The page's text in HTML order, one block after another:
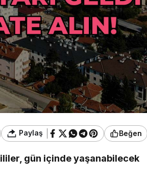
Paylaş Beğen
gün içinde yaşanabilecek